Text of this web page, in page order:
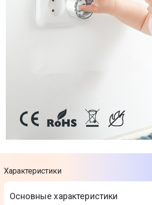
Характеристики
Основные характеристики